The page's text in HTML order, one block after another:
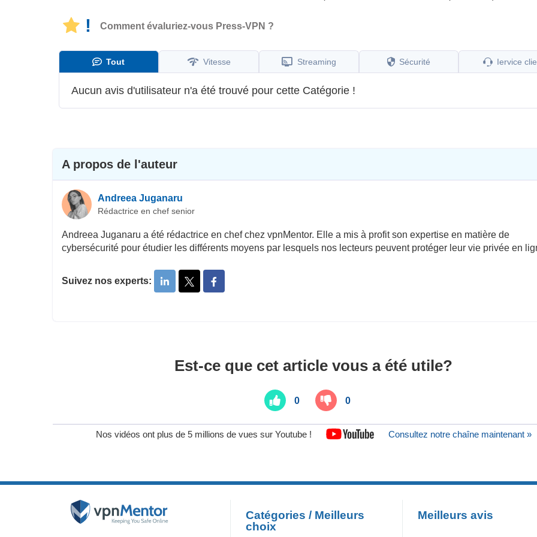
! Comment évaluriez-vous Press-VPN ?
Tout Vitesse Streaming Sécurité Іervice
Aucun avis d'utilisateur n'a été trouvé pour cette Catégorie !
A propos de l'auteur
Andreea Juganaru
Rédactrice en chef senior
Andreea Juganaru a été rédactrice en chef chez vpnMentor. Elle a mis à profit son expertise en matière de
cybersécurité pour étudier les différents moyens par lesquels nos lecteurs peuvent protéger leur vie privée en
Suivez nos experts:
Est-ce que cet article vous a été utile?
0 0
Nos vidéos ont plus de 5 millions de vues sur Youtube ! Consultez notre chaîne maintenant »
Catégories / Meilleurs
choix
Meilleurs avis